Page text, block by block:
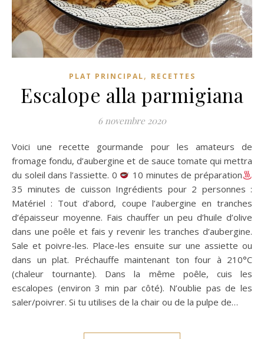
PLAT PRINCIPAL, RECETTES
Escalope alla parmigiana
6 novembre 2020
Voici une recette gourmande pour les amateurs de
fromage fondu, d’aubergine et de sauce tomate qui mettra
du soleil dans l’assiette. 0
10 minutes de préparation
35 minutes de cuisson Ingrédients pour 2 personnes :
Matériel : Tout d’abord, coupe l’aubergine en tranches
d’épaisseur moyenne. Fais chauffer un peu d’huile d’olive
dans une poêle et fais y revenir les tranches d’aubergine.
Sale et poivre-les. Place-les ensuite sur une assiette ou
dans un plat. Préchauffe maintenant ton four à 210°C
(chaleur tournante). Dans la même poêle, cuis les
escalopes (environ 3 min par côté). N’oublie pas de les
saler/poivrer. Si tu utilises de la chair ou de la pulpe de…